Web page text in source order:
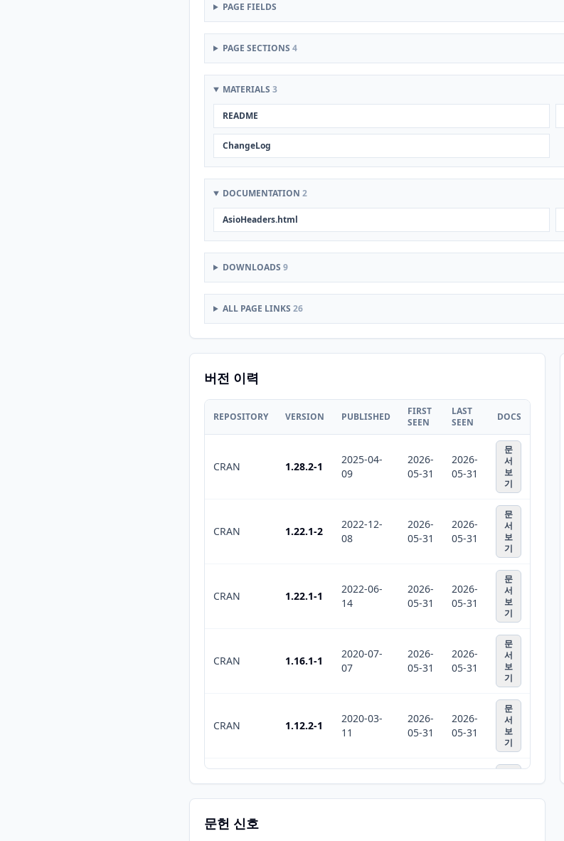
PAGE FIELDS
PAGE SECTIONS 4
MATERIALS 3
README
ChangeLog
DOCUMENTATION 2
AsioHeaders.html
DOWNLOADS 9
ALL PAGE LINKS 26
버전 이력
REPOSITORY VERSION PUBLISHED
FIRST
SEEN
LAST
SEEN
DOCS
CRAN 1.28.2-1
2025-04-
09
2026-
05-31
2026-
05-31
문
서
보
기
CRAN 1.22.1-2
2022-12-
08
2026-
05-31
2026-
05-31
문
서
보
기
CRAN 1.22.1-1
2022-06-
14
2026-
05-31
2026-
05-31
문
서
보
기
CRAN 1.16.1-1
2020-07-
07
2026-
05-31
2026-
05-31
문
서
보
기
CRAN 1.12.2-1
2020-03-
11
2026-
05-31
2026-
05-31
문
서
보
기
2018-09-
10
2026-
05-31
2026-
05-31
문
서
문헌 신호